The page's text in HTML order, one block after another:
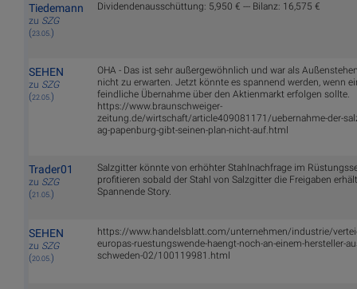
Tiedemann
zu SZG
(23.05.)
Dividendenausschüttung: 5,950 € --- Bilanz: 16,575 €
SEHEN
zu SZG
(22.05.)
OHA - Das ist sehr außergewöhnlich und war als
nicht zu erwarten. Jetzt könnte es spannend werden, wenn
feindliche Übernahme über den Aktienmarkt erfolgen sollte.
https://www.braunschweiger-
zeitung.de/wirtschaft/article409081171/uebernahme-der-
ag-papenburg-gibt-seinen-plan-nicht-auf.html
Trader01
zu SZG
(21.05.)
Salzgitter könnte von erhöhter Stahlnachfrage im
profitieren sobald der Stahl von Salzgitter die Freigaben
Spannende Story.
SEHEN
zu SZG
(20.05.)
https://www.handelsblatt.com/unternehmen/industrie/
europas-ruestungswende-haengt-noch-an-einem-hersteller-
schweden-02/100119981.html